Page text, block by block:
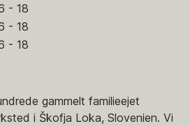
- 18
- 18
- 18
gammelt familieejet
i Škofja Loka, Slovenien. Vi